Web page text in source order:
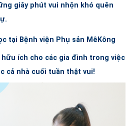
giây phút vui nhộn khó quên
tại Bệnh viện Phụ sản MêKông
ích cho các gia đình trong việc
cả nhà cuối tuần thật vui!